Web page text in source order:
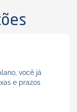
você já
e prazos